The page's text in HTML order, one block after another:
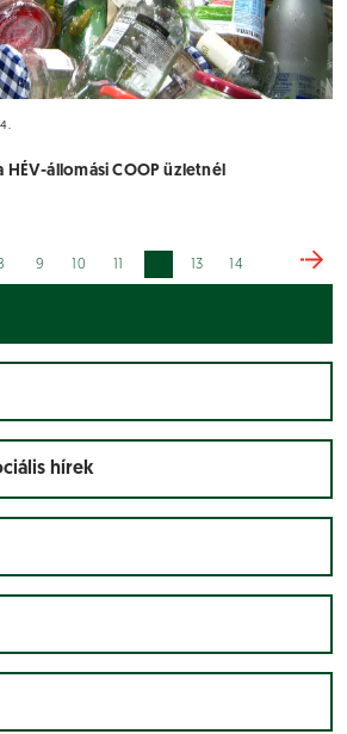
állomási COOP üzletnél
9 10 13 14
hírek